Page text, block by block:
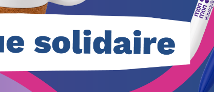
Nous militons pour que
chaque Français puisse
choisir les conditions de
propre fin de vie.